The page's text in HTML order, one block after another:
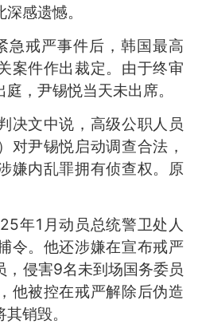
感遗憾。
戒严事件后，韩国最高
案件作出裁定。由于终审
，尹锡悦当天未出席。
文中说，高级公职人员
对尹锡悦启动调查合法，
嫌内乱罪拥有侦查权。原
1月动员总统警卫处人
令。他还涉嫌在宣布戒严
，侵害9名未到场国务委员
他被控在戒严解除后伪造
销毁。